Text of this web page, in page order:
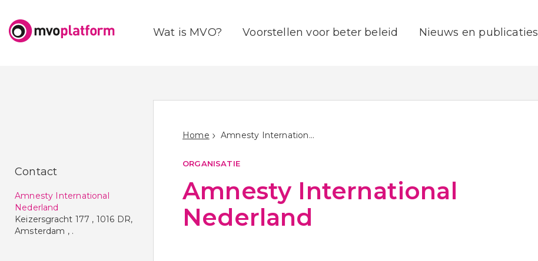
Wat is MVO? Voorstellen voor beter beleid Nieuws en publicaties
Contact
Amnesty International
Nederland
Keizersgracht 177 , 1016 DR,
Amsterdam , .
Home Amnesty International Nederland
ORGANISATIE
Amnesty International
Nederland